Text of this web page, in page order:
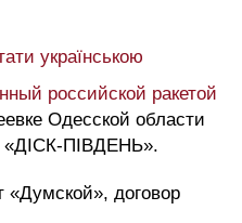
українською
российской ракетой
Одесской области
«ДІСК-ПІВДЕНЬ».
«Думской», договор